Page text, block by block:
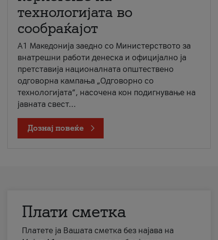
технологијата во
сообраќајот
A1 Македонија заедно со Министерството за
внатрешни работи денеска и официјално ја
претставија националната општествено
одговорна кампања „Одговорно со
технологијата“, насочена кон подигнување на
јавната свест...
Дознај повеќе
Плати сметка
Платете ја Вашата сметка без најава на